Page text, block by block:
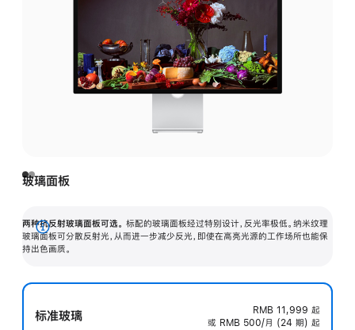
玻璃面板
两种抗反射玻璃面板可选。 标配的玻璃面板经过特别设计，反光率极低。纳米纹理
玻璃面板可分散反射光，从而进一步减少反光，即使在高亮光源的工作场所也能保
持出色画质。
展
开
标准玻璃 RMB 11,999 起
或 RMB 500/月 (24 期) 起